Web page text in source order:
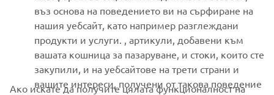
НОВИНАРСКИ БЮЛЕТИН
Бъдете първите, които ще научат за най-новите оферти,
специални събития, нови модели и много други
въз основа на поведението ви на сърфиране на
нашия уебсайт, като например разглеждани
продукти и услуги. , артикули, добавени към
вашата кошница за пазаруване, и стоки, които сте
закупили, и на уебсайтове на трети страни и
вашите интереси, получени от такова поведение
Ако искате да получите цялата функционалност на